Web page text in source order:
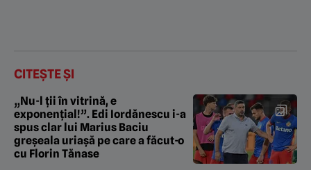
CITEȘTE ȘI
„Nu-l ții în vitrină, e
exponențial!”. Edi Iordănescu i-a
spus clar lui Marius Baciu
greșeala uriașă pe care a făcut-o
cu Florin Tănase